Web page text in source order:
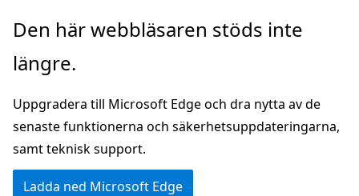
Hoppa
huvudinnehåll
Den här webbläsaren stöds inte
längre.
Uppgradera till Microsoft Edge och dra nytta av de
senaste funktionerna och säkerhetsuppdateringarna,
samt teknisk support.
Ladda ned Microsoft Edge